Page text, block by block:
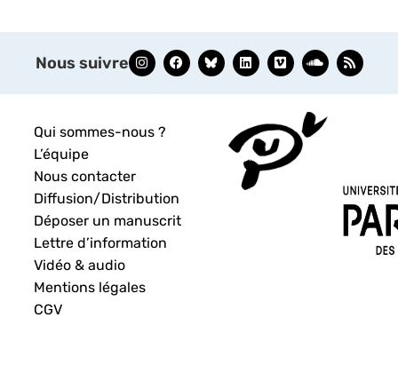
Nous suivre
Qui sommes-nous ?
L’équipe
Nous contacter
Diffusion/Distribution
Déposer un manuscrit
Lettre d’information
Vidéo & audio
Mentions légales
CGV